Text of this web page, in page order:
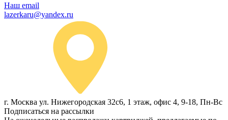
Наш email
lazerkaru@yandex.ru
г. Москва ул. Нижегородская 32с6, 1 этаж, офис 4, 9-18, Пн-Вс
Подписаться на рассылки